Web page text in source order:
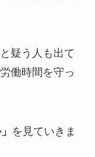
と疑う人も出て
働時間を守っ
を見ていきま